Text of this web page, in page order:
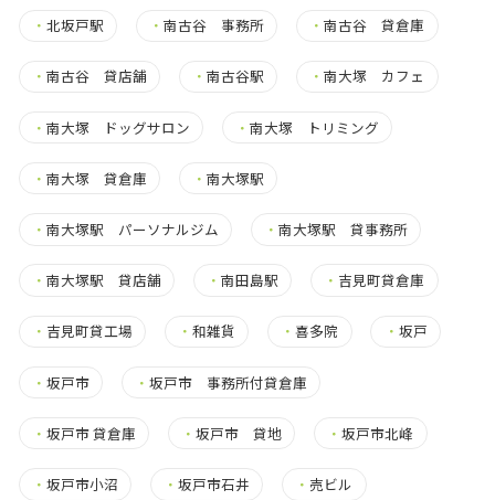
・ 北坂戸駅 ・南古谷 事務所 ・南古谷 貸倉庫
・ 南古谷 貸店舗 ・南古谷駅 ・南大塚 カフェ
・ 南大塚 ドッグサロン ・南大塚 トリミング
・ 南大塚 貸倉庫 ・南大塚駅
・ 南大塚駅 パーソナルジム ・南大塚駅 貸事務所
・ 南大塚駅 貸店舗 ・南田島駅 ・ 吉見町貸倉庫
・ 吉見町貸工場 ・和雑貨 ・喜多院 ・ 坂戸
・ 坂戸市 ・坂戸市 事務所付貸倉庫
・ 坂戸市 貸倉庫 ・坂戸市 貸地 ・坂戸市北峰
・ 坂戸市小沼 ・坂戸市石井 ・ 売ビル